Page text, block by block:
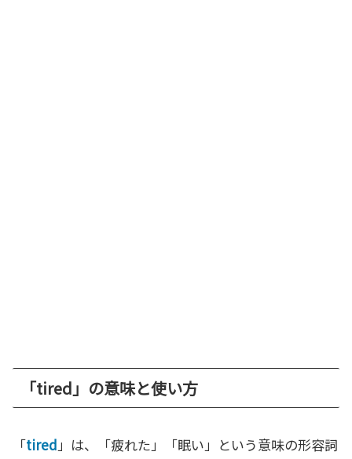
「tired」の意味と使い方
「tired 」は、「疲れた」「眠い」という意味の形容詞